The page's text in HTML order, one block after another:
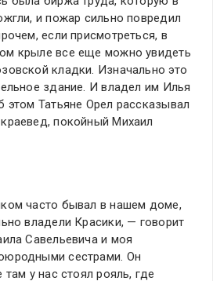
и пожар сильно повредил
если присмотреться, в
крыле все еще можно увидеть
кладки. Изначально это
здание. И владел им Илья
этом Татьяне Орел рассказывал
покойный Михаил
часто бывал в нашем доме,
владели Красики, — говорит
Савельевича и моя
сестрами. Он
у нас стоял рояль, где